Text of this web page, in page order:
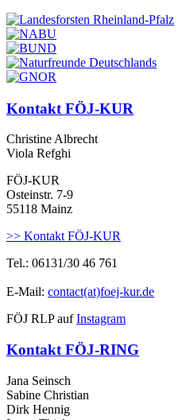
Kontakt FÖJ-KUR
Christine Albrecht
Viola Refghi
FÖJ-KUR
Osteinstr. 7-9
55118 Mainz
>> Kontakt FÖJ-KUR
Tel.: 06131/30 46 761
E-Mail: contact(at)foej-kur.de
FÖJ RLP aufInstagram
Kontakt FÖJ-RING
Jana Seinsch
Sabine Christian
Dirk Hennig